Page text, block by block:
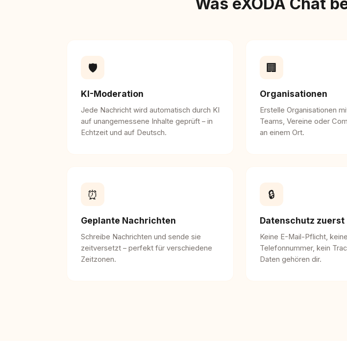
🛡️
KI-Moderation
Jede Nachricht wird automatisch durch KI
auf unangemessene Inhalte geprüft – in
Echtzeit und auf Deutsch.
🏢
Organisationen
Erstelle Organisationen
Teams, Vereine oder
an einem Ort.
⏰
Geplante Nachrichten
Schreibe Nachrichten und sende sie
zeitversetzt – perfekt für verschiedene
Zeitzonen.
🔒
Datenschutz zuerst
Keine E-Mail-Pflicht, keine
Telefonnummer, kein
Daten gehören dir.